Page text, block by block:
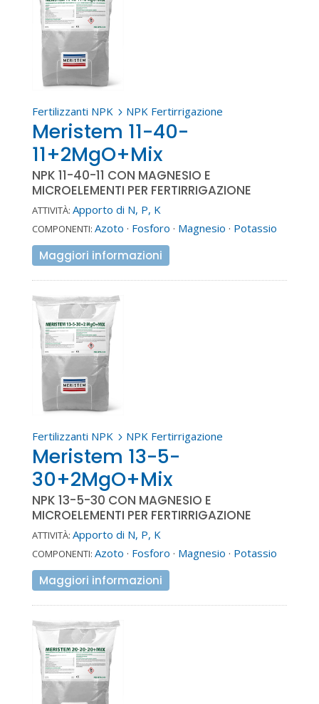
Fertilizzanti NPK5 NPK Fertirrigazione
Meristem 11-40-
11+2MgO+Mix
NPK 11-40-11 CON MAGNESIO E
MICROELEMENTI PER FERTIRRIGAZIONE
ATTIVITÀ: Apporto di N, P, K
COMPONENTI: Azoto · Fosforo · Magnesio · Potassio
Maggiori informazioni
Fertilizzanti NPK5 NPK Fertirrigazione
Meristem 13-5-
30+2MgO+Mix
NPK 13-5-30 CON MAGNESIO E
MICROELEMENTI PER FERTIRRIGAZIONE
ATTIVITÀ: Apporto di N, P, K
COMPONENTI: Azoto · Fosforo · Magnesio · Potassio
Maggiori informazioni